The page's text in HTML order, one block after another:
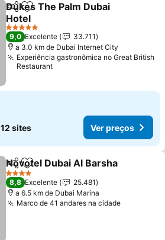
PartilharAdicionar aos favoritos
Dukes The Palm Dubai
Hotel
Ver preços
5 Estrelas
9,0 Excelente
33.711
a 3.0 km de Dubai Internet City
Experiência gastronômica no Great British
Restaurant
12 sites Ver preços
PartilharAdicionar aos favoritos
Novotel Dubai Al Barsha
4 Estrelas
8,8 Excelente
25.481
a 6.5 km de Dubai Marina
Marco de 41 andares na cidadeVer